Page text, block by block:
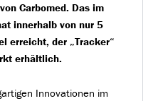
Carbomed. Das im
innerhalb von nur 5
erreicht, der „Tracker“
erhältlich.
Innovationen im